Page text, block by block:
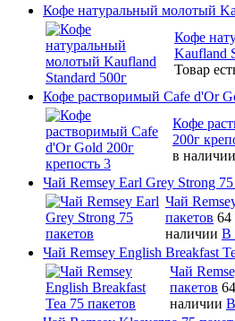
Кофе натуральный молотый
Кофе
Kaufland
Товар
Кофе растворимый Cafe d'Or
Кофе
200г
в наличии
Чай Remsey Earl Grey Strong 75
Чай
пакетов 64
наличии В
Чай Remsey English Breakfast
Чай
пакетов
наличии